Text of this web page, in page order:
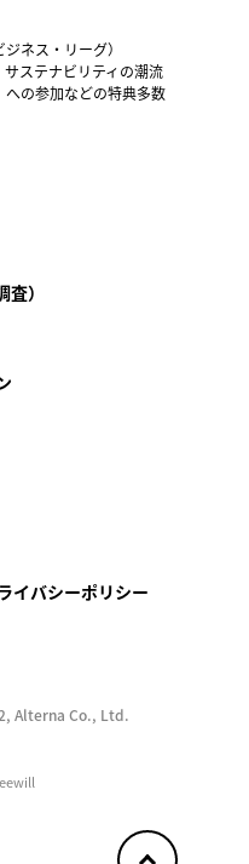
ネス・リーグ）
ステナビリティの潮流
の参加などの特典多数
）
イバシーポリシー
Alterna Co., Ltd.